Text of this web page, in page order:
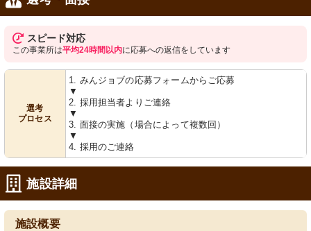
スピード対応
この事業所は平均24時間以内に応募への返信をしています
選考
プロセス
1. みんジョブの応募フォームからご応募
▼
2. 採用担当者よりご連絡
▼
3. 面接の実施（場合によって複数回）
▼
4. 採用のご連絡
施設詳細
施設概要